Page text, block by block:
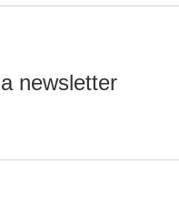
newsletter